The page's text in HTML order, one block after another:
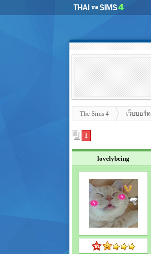
The Sims 4 เว็บบอร์ด
1
lovelybeing